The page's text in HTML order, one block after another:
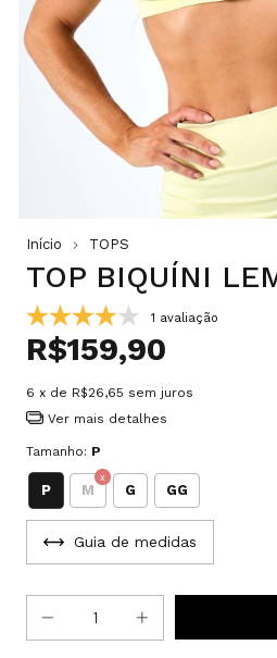
Início TOPS
TOP BIQUÍNI
1 avaliação
R$159,90
6 x de R$26,65 sem juros
Ver mais detalhes
Tamanho: P
P M G GG
Guia de medidas